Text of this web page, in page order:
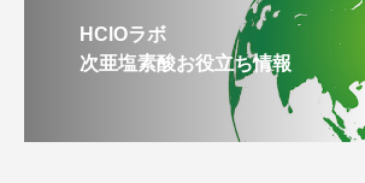
HClOラボ
次亜塩素酸お役立ち情報